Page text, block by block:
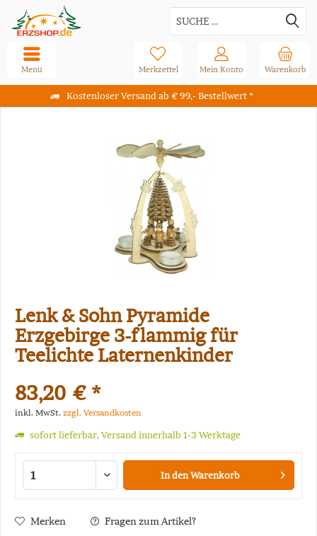
Kostenloser Versand ab € 99,- Bestellwert *
Warenkorb
Merkzettel Mein Konto
Menü
Lenk & Sohn Pyramide
Erzgebirge 3-flammig für
Teelichte Laternenkinder
83,20 € *
inkl. MwSt. zzgl. Versandkosten
sofort lieferbar, Versand innerhalb 1-3 Werktage
In denWarenkorb
Merken Fragen zum Artikel?